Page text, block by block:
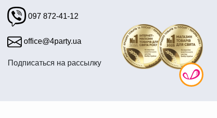
097 872-41-12
office@4party.ua
Подписаться на рассылку